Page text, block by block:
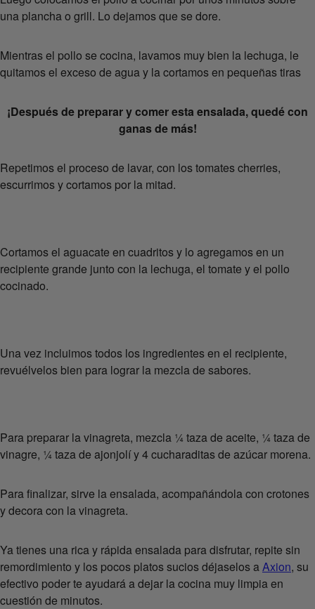
una plancha o grill. Lo dejamos que se dore.
Mientras el pollo se cocina, lavamos muy bien la lechuga, le
quitamos el exceso de agua y la cortamos en pequeñas tiras
¡Después de preparar y comer esta ensalada, quedé con
ganas de más!
Repetimos el proceso de lavar, con los tomates cherries,
escurrimos y cortamos por la mitad.
Cortamos el aguacate en cuadritos y lo agregamos en un
recipiente grande junto con la lechuga, el tomate y el pollo
cocinado.
Una vez incluimos todos los ingredientes en el recipiente,
revuélvelos bien para lograr la mezcla de sabores.
Para preparar la vinagreta, mezcla ¼ taza de aceite, ¼ taza de
vinagre, ¼ taza de ajonjolí y 4 cucharaditas de azúcar morena.
Para finalizar, sirve la ensalada, acompañándola con crotones
y decora con la vinagreta.
Ya tienes una rica y rápida ensalada para disfrutar, repite sin
remordimiento y los pocos platos sucios déjaselos aAxion, su
efectivo poder te ayudará a dejar la cocina muy limpia en
cuestión de minutos.